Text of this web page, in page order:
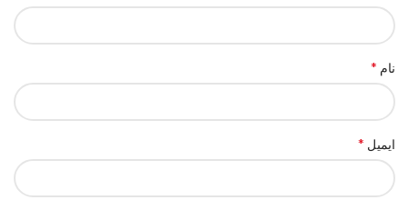
نام *
ایمیل *